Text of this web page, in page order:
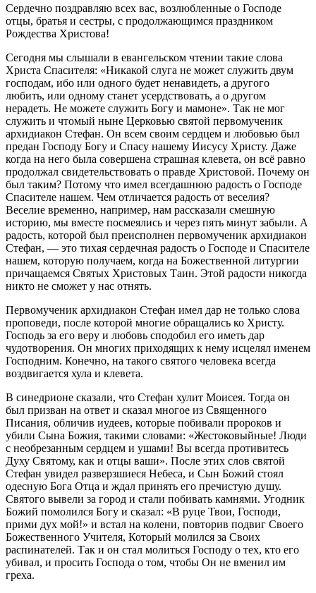
Сердечно поздравляю всех вас, возлюбленные о Господе
отцы, братья и сестры, с продолжающимся праздником
Рождества Христова!
Сегодня мы слышали в евангельском чтении такие слова
Христа Спасителя: «Никакой слуга не может служить двум
господам, ибо или одного будет ненавидеть, а другого
любить, или одному станет усердствовать, а о другом
нерадеть. Не можете служить Богу и мамоне». Так не мог
служить и чтомый ныне Церковью святой первомученик
архидиакон Стефан. Он всем своим сердцем и любовью был
предан Господу Богу и Спасу нашему Иисусу Христу. Даже
когда на него была совершена страшная клевета, он всё равно
продолжал свидетельствовать о правде Христовой. Почему он
был таким? Потому что имел всегдашнюю радость о Господе
Спасителе нашем. Чем отличается радость от веселия?
Веселие временно, например, нам рассказали смешную
историю, мы вместе посмеялись и через пять минут забыли. А
радость, которой был преисполнен первомученик архидиакон
Стефан, — это тихая сердечная радость о Господе и Спасителе
нашем, которую получаем, когда на Божественной литургии
причащаемся Святых Христовых Таин. Этой радости никогда
никто не сможет у нас отнять.
Первомученик архидиакон Стефан имел дар не только слова
проповеди, после которой многие обращались ко Христу.
Господь за его веру и любовь сподобил его иметь дар
чудотворения. Он многих приходящих к нему исцелял именем
Господним. Конечно, на такого святого человека всегда
воздвигается хула и клевета.
В синедрионе сказали, что Стефан хулит Моисея. Тогда он
был призван на ответ и сказал многое из Священного
Писания, обличив иудеев, которые побивали пророков и
убили Сына Божия, такими словами: «Жестоковыйные! Люди
с необрезанным сердцем и ушами! Вы всегда противитесь
Духу Святому, как и отцы ваши». После этих слов святой
Стефан увидел разверзшиеся Небеса, и Сын Божий стоял
одесную Бога Отца и ждал принять его пречистую душу.
Святого вывели за город и стали побивать камнями. Угодник
Божий помолился Богу и сказал: «В руце Твои, Господи,
прими дух мой!» и встал на колени, повторив подвиг Своего
Божественного Учителя, Который молился за Своих
распинателей. Так и он стал молиться Господу о тех, кто его
убивал, и просить Господа о том, чтобы Он не вменил им
греха.